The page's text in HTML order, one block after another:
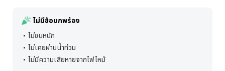
ไม่มีข้อบกพร่อง
ไม่ชนหนัก
ไม่เคยผ่านน้ำท่วม
ไม่มีความเสียหายจากไฟไหม้